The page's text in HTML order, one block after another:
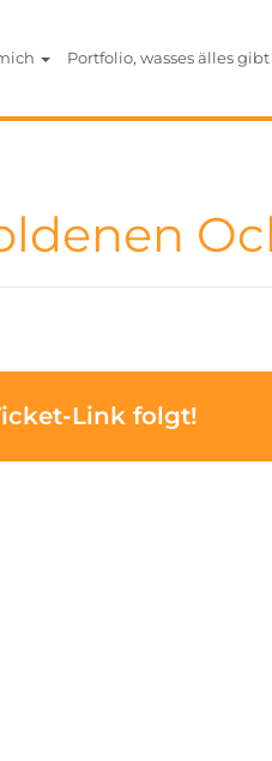
Portfolio, wasses älles gibt
Link folgt!